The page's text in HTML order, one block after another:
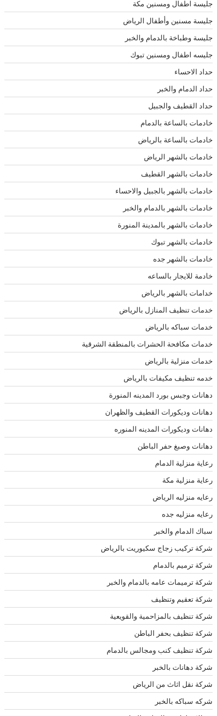
جليسة اطفال ومسنين مكة
جليسة مسنين وأطفال الرياض
جليسة وطباخة بالدمام والخبر
جليسه اطفال ومسنين تبوك
حداد الاحساء
حداد الدمام والخبر
حداد القطيف والجبيل
خادمات بالساعة بالدمام
خادمات بالساعة بالرياض
خادمات بالشهر الرياض
خادمات بالشهر القطيف
خادمات بالشهر بالجبيل والاحساء
خادمات بالشهر بالدمام والخبر
خادمات بالشهر بالمدينة المنورة
خادمات بالشهر تبوك
خادمات بالشهر جده
خادمة للايجار بالساعه
خدامات بالشهر بالرياض
خدمات تنظيف المنازل بالرياض
خدمات سباكه بالرياض
خدمات مكافحة الحشرات بالمنطقة الشرقية
خدمات منزلية بالرياض
خدمه تنظيف مكيفات بالرياض
دهانات وجبس بورد المدينه المنورة
دهانات وديكورات القطيف والظهران
دهانات وديكورات المدينه المنوره
دهانات وصبغ حفر الباطن
رعاية منزلية الدمام
رعاية منزلية مكة
رعايه منزليه الرياض
رعايه منزليه جده
سباك الدمام والخبر
شركة تركيب زجاج سكيوريت بالرياض
شركة ترميم بالدمام
شركة ترميمات عامه بالدمام والخبر
شركة تعقيم وتنظيف
شركة تنظيف بالمزاحمية والقويعية
شركة تنظيف بحفر الباطن
شركة تنظيف كنب ومجالس بالدمام
شركة دهانات بالخبر
شركة نقل اثاث من الرياض
شركه سباكه بالخبر